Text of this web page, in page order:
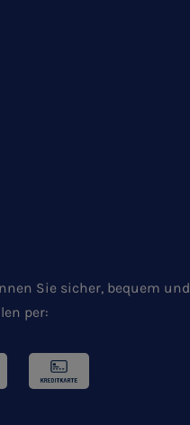
Sie sicher, bequem und
per: